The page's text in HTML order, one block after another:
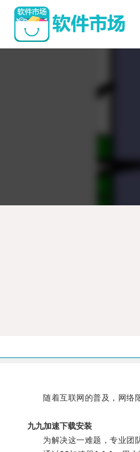
随着互联网的普及，网络限
九九加速下载安装
为解决这一难题，专业团队